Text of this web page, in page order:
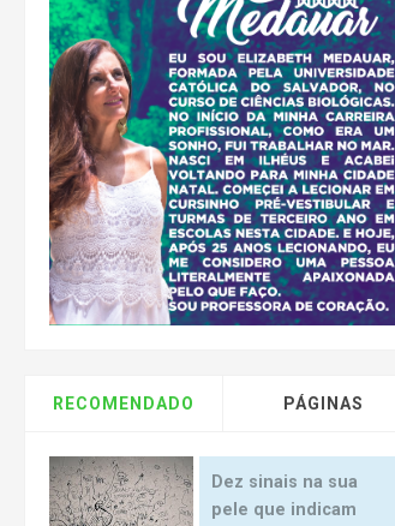
RECOMENDADO PÁGINAS
Dez sinais na sua
pele que indicam